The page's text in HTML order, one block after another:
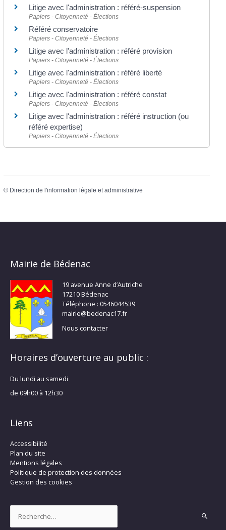
Litige avec l'administration : référé-suspension
Papiers - Citoyenneté - Élections
Référé conservatoire
Papiers - Citoyenneté - Élections
Litige avec l'administration : référé provision
Papiers - Citoyenneté - Élections
Litige avec l'administration : référé liberté
Papiers - Citoyenneté - Élections
Litige avec l'administration : référé constat
Papiers - Citoyenneté - Élections
Litige avec l'administration : référé instruction (ou
référé expertise)
Papiers - Citoyenneté - Élections
© Direction de l'information légale et administrative
Mairie de Bédenac
19 avenue Anne d’Autriche
17210 Bédenac
Téléphone : 0546044539
mairie@bedenac17.fr
Nous contacter
Horaires d’ouverture au public :
Du lundi au samedi
de 09h00 à 12h30
Liens
Accessibilité
Plan du site
Mentions légales
Politique de protection des données
Gestion des cookies